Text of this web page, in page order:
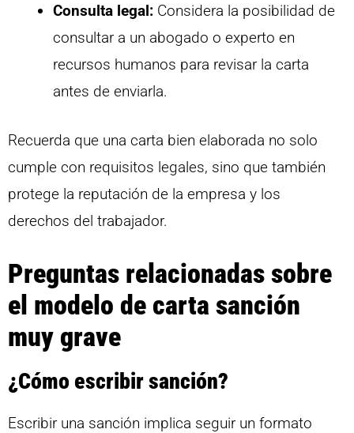
Consulta legal: Considera la posibilidad de
consultar a un abogado o experto en
recursos humanos para revisar la carta
antes de enviarla.
Recuerda que una carta bien elaborada no solo
cumple con requisitos legales, sino que también
protege la reputación de la empresa y los
derechos del trabajador.
Preguntas relacionadas sobre
el modelo de carta sanción
muy grave
¿Cómo escribir sanción?
Escribir una sanción implica seguir un formato